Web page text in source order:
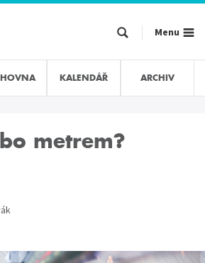
Menu
KALENDÁŘ ARCHIV
metrem?